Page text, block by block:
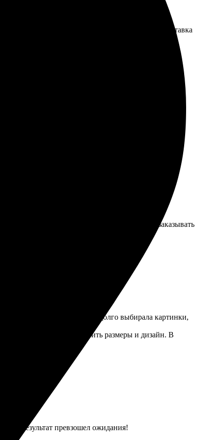
удобный сайт. Перезвонили оперативно. Доставка
Услуга выполнена быстро, всё пришло идеально.
вариантов. Удобный интерфейс сайта, все
на ощупь. Приятно удивлена итогом! Буду заказывать
и материалов впечатляет. Долго выбирала картинки,
что можно было настроить размеры и дизайн. В
Результат превзошел ожидания!